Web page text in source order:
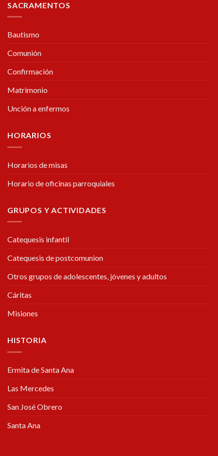
SACRAMENTOS
Bautismo
Comunión
Confirmación
Matrimonio
Unción a enfermos
HORARIOS
Horarios de misas
Horario de oficinas parroquiales
GRUPOS Y ACTIVIDADES
Catequesis infantil
Catequesis de postcomunion
Otros grupos de adolescentes, jóvenes y adultos
Cáritas
Misiones
HISTORIA
Ermita de Santa Ana
Las Mercedes
San José Obrero
Santa Ana